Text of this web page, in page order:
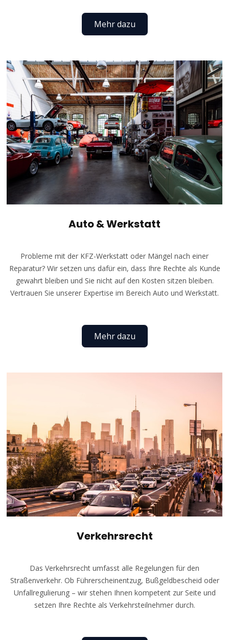
Mehr dazu
Auto & Werkstatt
Probleme mit der KFZ-Werkstatt oder Mängel nach einer
Reparatur? Wir setzen uns dafür ein, dass Ihre Rechte als Kunde
gewahrt bleiben und Sie nicht auf den Kosten sitzen bleiben.
Vertrauen Sie unserer Expertise im Bereich Auto und Werkstatt.
Mehr dazu
Verkehrsrecht
Das Verkehrsrecht umfasst alle Regelungen für den
Straßenverkehr. Ob Führerscheinentzug, Bußgeldbescheid oder
Unfallregulierung – wir stehen Ihnen kompetent zur Seite und
setzen Ihre Rechte als Verkehrsteilnehmer durch.